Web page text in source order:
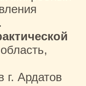
г. Ардатов